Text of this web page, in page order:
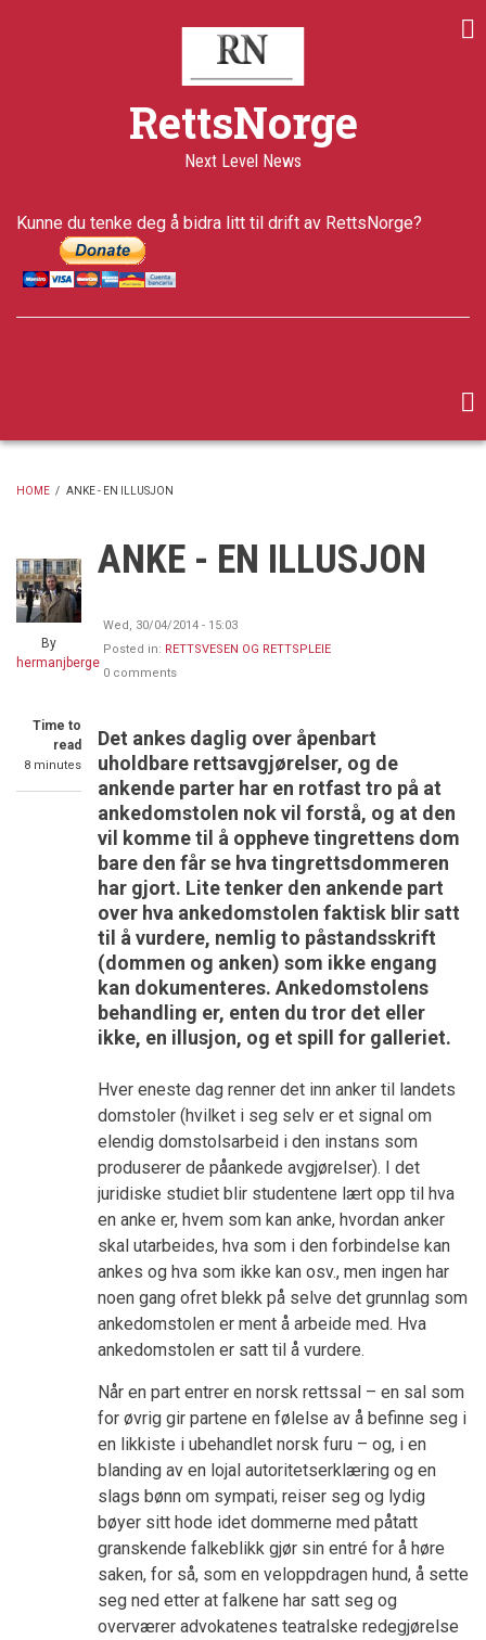
RettsNorge
Next Level News
Kunne du tenke deg å bidra litt til drift av RettsNorge?
HOME / ANKE - EN ILLUSJON
By
hermanjberge
Time to
read
8 minutes
Last
updated
5 years ago
ANKE - EN ILLUSJON
Wed, 30/04/2014 - 15:03
Posted in: RETTSVESEN OG RETTSPLEIE
0 comments
Det ankes daglig over åpenbart
uholdbare rettsavgjørelser, og de
ankende parter har en rotfast tro på at
ankedomstolen nok vil forstå, og at den
vil komme til å oppheve tingrettens dom
bare den får se hva tingrettsdommeren
har gjort. Lite tenker den ankende part
over hva ankedomstolen faktisk blir satt
til å vurdere, nemlig to påstandsskrift
(dommen og anken) som ikke engang
kan dokumenteres. Ankedomstolens
behandling er, enten du tror det eller
ikke, en illusjon, og et spill for galleriet.
Hver eneste dag renner det inn anker til landets
domstoler (hvilket i seg selv er et signal om
elendig domstolsarbeid i den instans som
produserer de påankede avgjørelser). I det
juridiske studiet blir studentene lært opp til hva
en anke er, hvem som kan anke, hvordan anker
skal utarbeides, hva som i den forbindelse kan
ankes og hva som ikke kan osv., men ingen har
noen gang ofret blekk på selve det grunnlag som
ankedomstolen er ment å arbeide med. Hva
ankedomstolen er satt til å vurdere.
Når en part entrer en norsk rettssal – en sal som
for øvrig gir partene en følelse av å befinne seg i
en likkiste i ubehandlet norsk furu – og, i en
blanding av en lojal autoritetserklæring og en
slags bønn om sympati, reiser seg og lydig
bøyer sitt hode idet dommerne med påtatt
granskende falkeblikk gjør sin entré for å høre
saken, for så, som en veloppdragen hund, å sette
seg ned etter at falkene har satt seg og
overværer advokatenes teatralske redegjørelse